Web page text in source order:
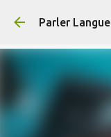
Parler Langue